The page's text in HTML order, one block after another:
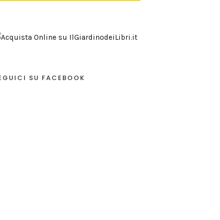
SU FACEBOOK